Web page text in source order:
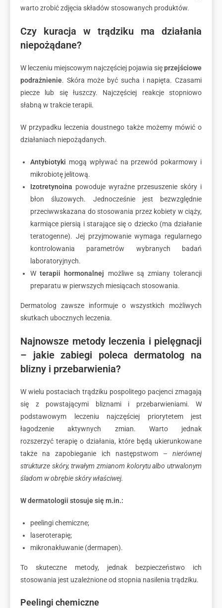
warto zrobić zdjęcia składów stosowanych produktów.
Czy kuracja w trądziku ma działania
niepożądane?
W leczeniu miejscowym najczęściej pojawia sięprzejściowe
podrażnienie. Skóra może być sucha i napięta. Czasami
piecze lub się łuszczy. Najczęściej reakcje stopniowo
słabną w trakcie terapii.
W przypadku leczenia doustnego także możemy mówić o
działaniach niepożądanych.
Antybiotyki mogą wpływać na przewód pokarmowy i
mikrobiotę jelitową.
Izotretynoina powoduje wyraźne przesuszenie skóry i
błon śluzowych. Jednocześnie jest bezwzględnie
przeciwwskazana do stosowania przez kobiety w ciąży,
karmiące piersią i starające się o dziecko (ma działanie
teratogenne). Jej przyjmowanie wymaga regularnego
kontrolowania parametrów wybranych badań
laboratoryjnych.
Wterapii hormonalnej możliwe są zmiany tolerancji
preparatu w pierwszych miesiącach stosowania.
Dermatolog zawsze informuje o wszystkich możliwych
skutkach ubocznych leczenia.
Najnowsze metody leczenia i pielęgnacji
– jakie zabiegi poleca dermatolog na
blizny i przebarwienia?
W wielu postaciach trądziku pospolitego pacjenci zmagają
się z powstającymi bliznami i przebarwieniami. W
podstawowym leczeniu najczęściej priorytetem jest
łagodzenie aktywnych zmian. Warto jednak
rozszerzyć terapię o działania, które będą ukierunkowane
także na zapobieganie ich następstwom – nierównej
strukturze skóry, trwałym zmianom kolorytu albo utrwalonym
śladom w obrębie skóry właściwej.
W dermatologii stosuje się m.in.:
peelingi chemiczne;
laseroterapię;
mikronakłuwanie (dermapen).
To skuteczne metody, jednak bezpieczeństwo ich
stosowania jest uzależnione od stopnia nasilenia trądziku.
Peelingi chemiczne